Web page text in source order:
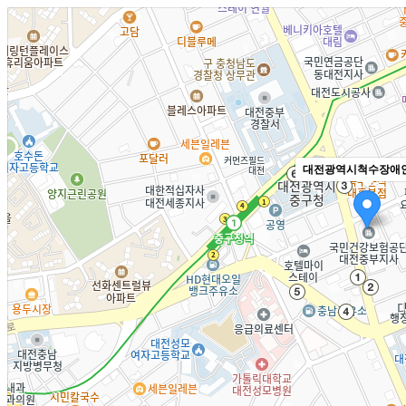
대전광역시척수장애